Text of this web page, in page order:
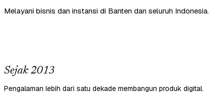
Melayani bisnis dan instansi di Banten dan seluruh Indonesia.
Sejak 2013
Pengalaman lebih dari satu dekade membangun produk digital.